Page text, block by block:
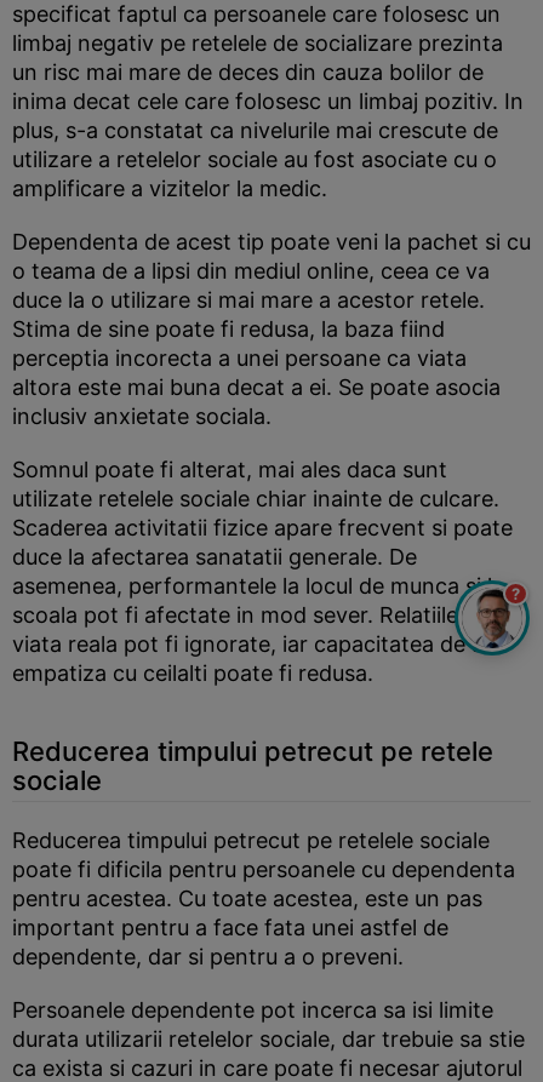
specificat faptul ca persoanele care folosesc un
limbaj negativ pe retelele de socializare prezinta
un risc mai mare de deces din cauza bolilor de
inima decat cele care folosesc un limbaj pozitiv. In
plus, s-a constatat ca nivelurile mai crescute de
utilizare a retelelor sociale au fost asociate cu o
amplificare a vizitelor la medic.
Dependenta de acest tip poate veni la pachet si cu
o teama de a lipsi din mediul online, ceea ce va
duce la o utilizare si mai mare a acestor retele.
Stima de sine poate fi redusa, la baza fiind
perceptia incorecta a unei persoane ca viata
altora este mai buna decat a ei. Se poate asocia
inclusiv anxietate sociala.
Somnul poate fi alterat, mai ales daca sunt
utilizate retelele sociale chiar inainte de culcare.
Scaderea activitatii fizice apare frecvent si poate
duce la afectarea sanatatii generale. De
asemenea, performantele la locul de munca si la
scoala pot fi afectate in mod sever. Relatiile din
viata reala pot fi ignorate, iar capacitatea de a
empatiza cu ceilalti poate fi redusa.
Reducerea timpului petrecut pe retele
sociale
Reducerea timpului petrecut pe retelele sociale
poate fi dificila pentru persoanele cu dependenta
pentru acestea. Cu toate acestea, este un pas
important pentru a face fata unei astfel de
dependente, dar si pentru a o preveni.
Persoanele dependente pot incerca sa isi limite
durata utilizarii retelelor sociale, dar trebuie sa stie
ca exista si cazuri in care poate fi necesar ajutorul
?